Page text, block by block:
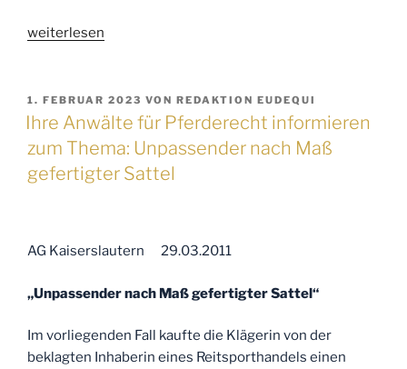
Behandlungsfehler
„Ihre
Pferderecht
informieren
zum
Thema:
Öffentliche
einem
hinsichtlich
Zustandes
eines
weiterlesen
VERÖFFENTLICHT
AM
1. FEBRUAR 2023 VON REDAKTION EUDEQUI
Ihre Anwälte für Pferderecht informieren
zum Thema: Unpassender nach Maß
gefertigter Sattel
AG Kaiserslautern 29.03.2011
„Unpassender nach Maß gefertigter Sattel“
Im vorliegenden Fall kaufte die Klägerin von der
beklagten Inhaberin eines Reitsporthandels einen